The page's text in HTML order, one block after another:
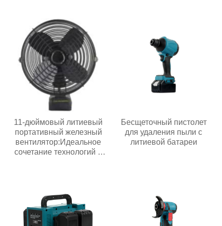
11-дюймовый литиевый
портативный железный
вентилятор:Идеальное
сочетание технологий и
Бесщеточный пистолет
для удаления пыли с
литиевой батареи